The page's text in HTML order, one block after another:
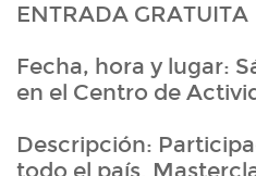
ENTRADA GRATUITA
Fecha, hora y lugar:
en el Centro de
Descripción:
todo el país.